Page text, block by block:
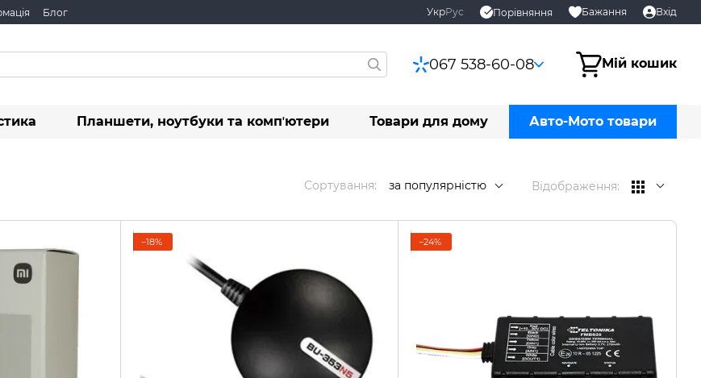
Блог УкрРус Порівняння Бажання Вхід
067 538-60-08 Мій кошик
Планшети, ноутбуки та компʼютери Товари для дому Авто-Мото товари
Сортування: за популярністю Відображення:
−18% −24%